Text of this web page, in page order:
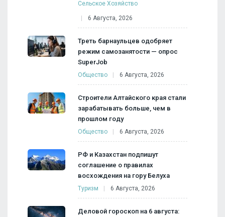
Сельское Хозяйство
6 Августа, 2026
Треть барнаульцев одобряет
режим самозанятости — опрос
SuperJob
Общество 6 Августа, 2026
Строители Алтайского края стали
зарабатывать больше, чем в
прошлом году
Общество 6 Августа, 2026
РФ и Казахстан подпишут
соглашение о правилах
восхождения на гору Белуха
Туризм 6 Августа, 2026
Деловой гороскоп на 6 августа: